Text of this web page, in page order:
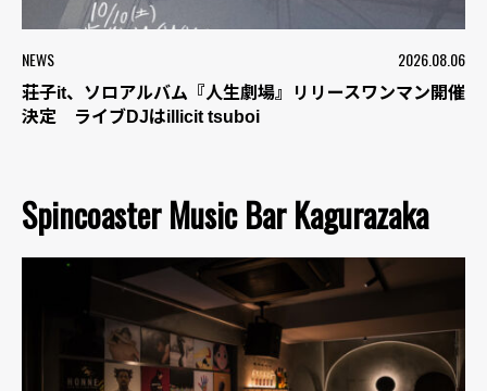
NEWS 2026.08.06
荘子it、ソロアルバム『人生劇場』リリースワンマン開催
決定 ライブDJはillicit tsuboi
Spincoaster Music Bar Kagurazaka